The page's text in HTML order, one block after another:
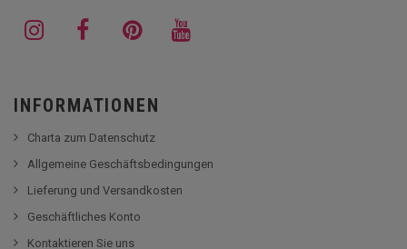
INFORMATIONEN
Charta zum Datenschutz
Allgemeine Geschäftsbedingungen
Lieferung und Versandkosten
Geschäftliches Konto
Kontaktieren Sie uns